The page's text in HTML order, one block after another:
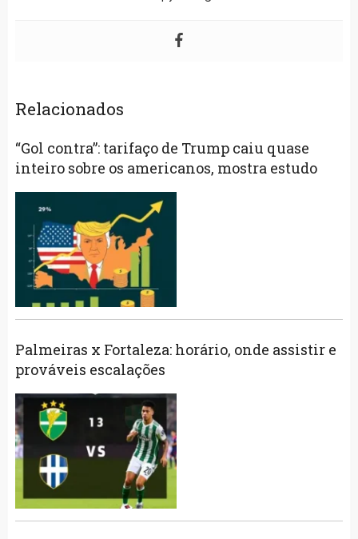
Relacionados
“Gol contra”: tarifaço de Trump caiu quase
inteiro sobre os americanos, mostra estudo
Palmeiras x Fortaleza: horário, onde assistir e
prováveis escalações